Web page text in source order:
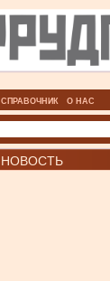
СПРАВОЧНИК О НАС
НОВОСТЬ